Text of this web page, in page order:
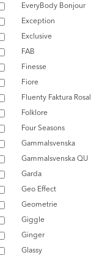
EveryBody Bonjour
Exception
Exclusive
FAB
Finesse
Fiore
Fluenty Faktura
Folklore
Four Seasons
Gammalsvenska
Gammalsvenska QU
Garda
Geo Effect
Geometrie
Giggle
Ginger
Glassy